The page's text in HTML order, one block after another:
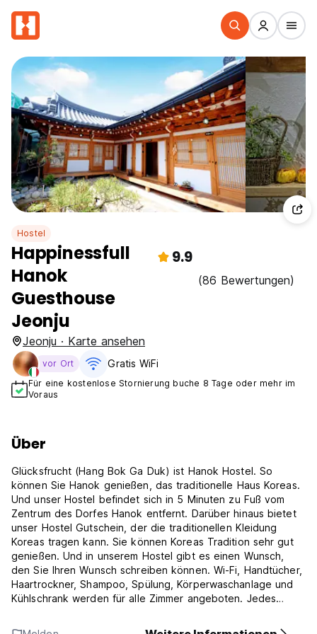
Hostel
Happinessfull
Hanok
Guesthouse
Jeonju
9.9
(86 Bewertungen)
Jeonju · Karte ansehen
vor Ort Gratis WiFi
Für eine kostenlose Stornierung buche 8 Tage oder mehr im
Voraus
Über
Glücksfrucht (Hang Bok Ga Duk) ist Hanok Hostel. So
können Sie Hanok genießen, das traditionelle Haus Koreas.
Und unser Hostel befindet sich in 5 Minuten zu Fuß vom
Zentrum des Dorfes Hanok entfernt. Darüber hinaus bietet
unser Hostel Gutschein, der die traditionellen Kleidung
Koreas tragen kann. Sie können Koreas Tradition sehr gut
genießen. Und in unserem Hostel gibt es einen Wunsch,
den Sie Ihren Wunsch schreiben können. Wi-Fi, Handtücher,
Haartrockner, Shampoo, Spülung, Körperwaschanlage und
Kühlschrank werden für alle Zimmer angeboten. Jedes
Einer ist ein Zimmer, vier Zimmer sind Doppelzimmer und